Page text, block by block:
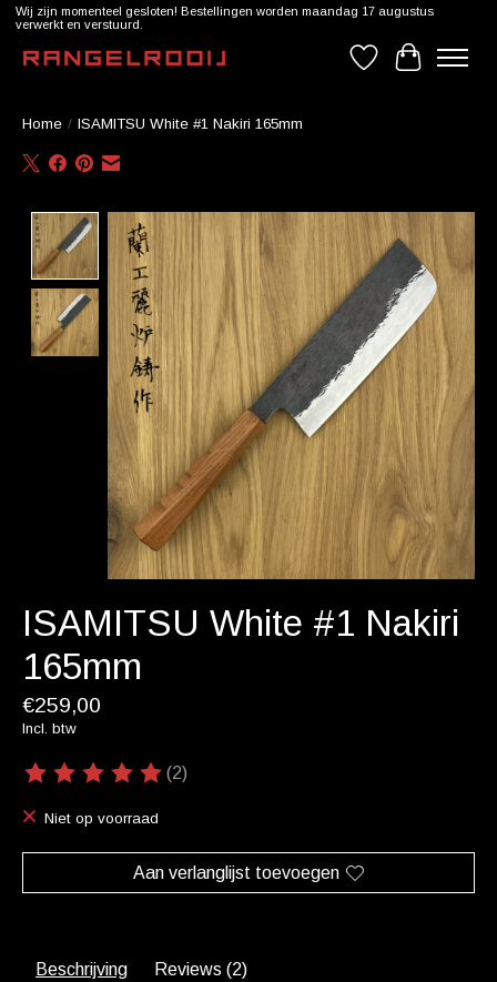
Wij zijn momenteel gesloten! Bestellingen worden maandag 17 augustus
verwerkt en verstuurd.
Verlanglijst
Home / ISAMITSU White #1 Nakiri 165mm
Product image slideshow Items
ISAMITSU White #1 Nakiri
165mm
€259,00
Incl. btw
De beoordeling van dit product is
(2)
Niet op voorraad
Aan verlanglijst toevoegen
Beschrijving Reviews (2)